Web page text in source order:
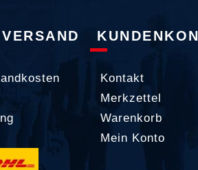
Kontakt
Merkzettel
Warenkorb
Mein Konto